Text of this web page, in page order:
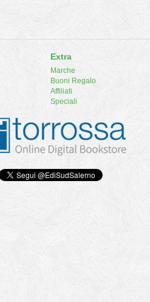
Extra
Marche
Buoni Regalo
Affiliati
Speciali